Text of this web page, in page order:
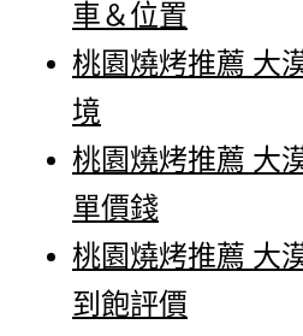
車＆位置
桃園燒烤推薦 大
境
桃園燒烤推薦 大
單價錢
桃園燒烤推薦 大
到飽評價